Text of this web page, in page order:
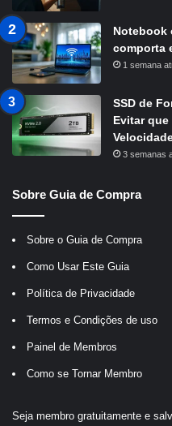
Notebook
comporta
1 semana
SSD de
Evitar que
3 semanas
Sobre Guia de Compra
Sobre o Guia de Compra
Como Usar Este Guia
Política de Privacidade
Termos e Condições de uso
Painel de Membros
Como se Tornar Membro
Seja membro gratuitamente e